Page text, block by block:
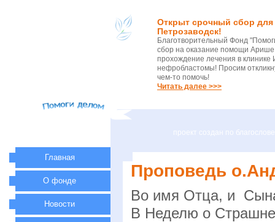
Открыт срочный сбор
Петрозаводск!
Благотворительный Фонд
сбор на оказание помощи Арише
прохождение лечения в клинике
нефробластомы! Просим
чем-то помочь!
Читать далее >>>
проект создан по
Проповедь
Во имя Отца, и
В Неделю о
Главная
О фонде
Новости